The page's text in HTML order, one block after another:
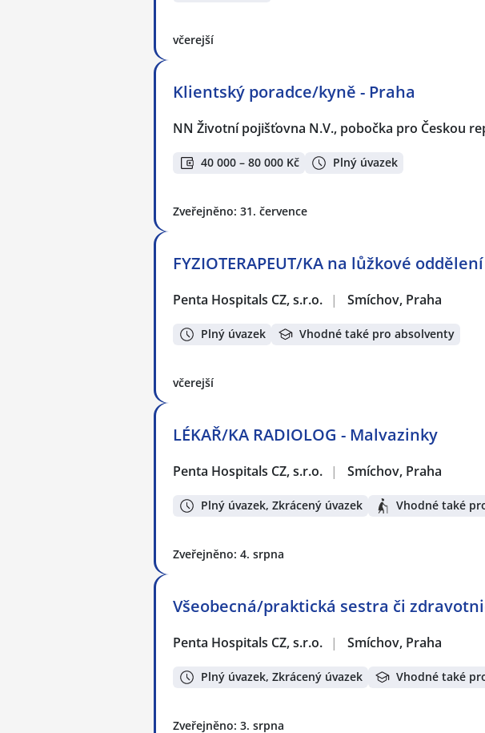
včerejší
Klientský poradce/kyně - Praha
NN Životní pojišťovna N.V., pobočka pro Českou
40 000 – 80 000 Kč Plný úvazek
Zveřejněno: 31. července
FYZIOTERAPEUT/KA na lůžkové
Penta Hospitals CZ, s.r.o. | Smíchov, Praha
Plný úvazek Vhodné také pro absolventy
včerejší
LÉKAŘ/KA RADIOLOG - Malvazinky
Penta Hospitals CZ, s.r.o. | Smíchov, Praha
Plný úvazek, Zkrácený úvazek Vhodné také
Zveřejněno: 4. srpna
Všeobecná/praktická sestra či
Penta Hospitals CZ, s.r.o. | Smíchov, Praha
Plný úvazek, Zkrácený úvazek Vhodné také
Zveřejněno: 3. srpna